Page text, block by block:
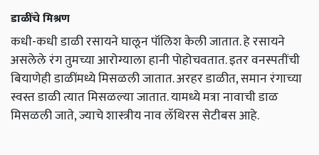
डाळींचे मिश्रण
कधी-कधी डाळी रसायने घालून पॉलिश केली जातात. हे रसायने
असलेले रंग तुमच्या आरोग्याला हानी पोहोचवतात. इतर वनस्पतींची
बियाणेही डाळींमध्ये मिसळली जातात. अरहर डाळीत, समान रंगाच्या
स्वस्त डाळी त्यात मिसळल्या जातात. यामध्ये मत्रा नावाची डाळ
मिसळली जाते, ज्याचे शास्त्रीय नाव लॅथिरस सेटीबस आहे.